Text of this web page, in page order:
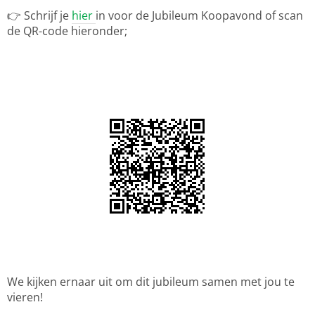
👉 Schrijf je hier in voor de Jubileum Koopavond of scan
de QR-code hieronder;
We kijken ernaar uit om dit jubileum samen met jou te
vieren!